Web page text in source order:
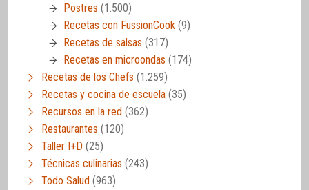
Postres (1.500)
Recetas con FussionCook (9)
Recetas de salsas (317)
Recetas en microondas (174)
Recetas de los Chefs (1.259)
Recetas y cocina de escuela (35)
Recursos en la red (362)
Restaurantes (120)
Taller I+D (25)
Técnicas culinarias (243)
Todo Salud (963)